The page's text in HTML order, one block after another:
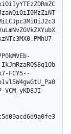
FCY5--